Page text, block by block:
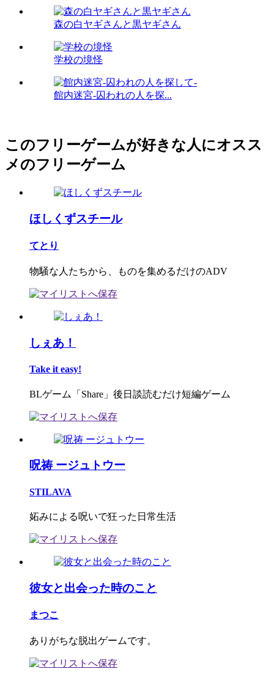
森の白ヤギさんと黒ヤギさん
学校の境怪
館内迷宮-囚われの人を探...
このフリーゲームが好きな人にオスス
メのフリーゲーム
ほしくずスチール
てとり
物騒な人たちから、ものを集めるだけのADV
しぇあ！
Take it easy!
BLゲーム「Share」後日談読むだけ短編ゲーム
呪祷 ージュトウー
STILAVA
妬みによる呪いで狂った日常生活
彼女と出会った時のこと
まつこ
ありがちな脱出ゲームです。